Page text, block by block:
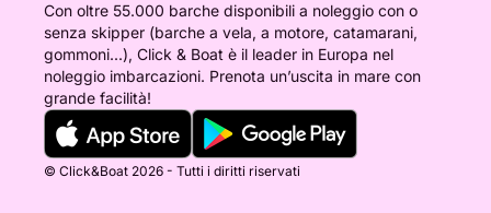
Con oltre 55.000 barche disponibili a noleggio con o
senza skipper (barche a vela, a motore, catamarani,
gommoni...), Click & Boat è il leader in Europa nel
noleggio imbarcazioni. Prenota un’uscita in mare con
grande facilità!
© Click&Boat 2026 - Tutti i diritti riservati